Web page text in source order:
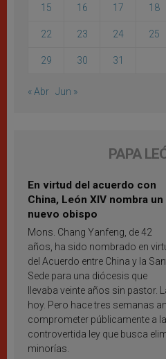
15 16 17 18
22 23 24 25
29 30 31
« Abr Jun »
PAPA
En virtud del acuerdo con
China, León XIV nombra un
nuevo obispo
Mons. Chang Yanfeng, de 42
años, ha sido nombrado en
del Acuerdo entre China y la
Sede para una diócesis que
llevaba veinte años sin pastor.
hoy. Pero hace tres semanas
comprometer públicamente a
controvertida ley que busca
minorías.